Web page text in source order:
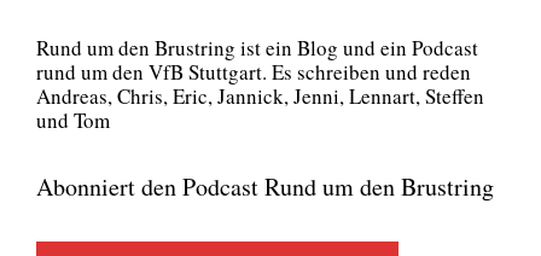
Rund um den Brust­ring ist ein Blog und ein Pod­cast
rund um den VfB Stutt­gart. Es schrei­ben und reden
Andre­as, Chris, Eric, Jan­nick, Jen­ni, Lenn­art, Stef­fen
und Tom
Abonniert den Podcast Rund um den Brustring